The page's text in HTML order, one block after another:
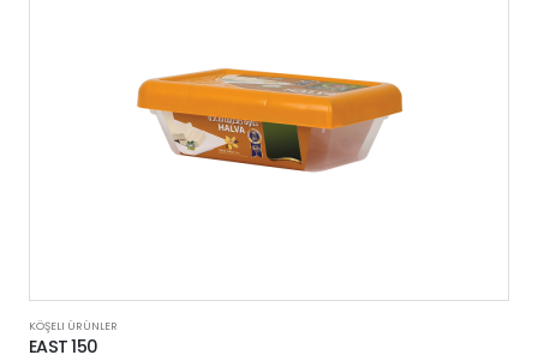
KÖŞELI ÜRÜNLER
EAST 150